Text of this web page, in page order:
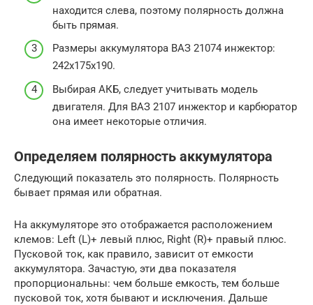
находится слева, поэтому полярность должна
быть прямая.
Размеры аккумулятора ВАЗ 21074 инжектор:
242х175х190.
Выбирая АКБ, следует учитывать модель
двигателя. Для ВАЗ 2107 инжектор и карбюратор
она имеет некоторые отличия.
Определяем полярность аккумулятора
Следующий показатель это полярность. Полярность
бывает прямая или обратная.
На аккумуляторе это отображается расположением
клемов: Left (L)+ левый плюс, Right (R)+ правый плюс.
Пусковой ток, как правило, зависит от емкости
аккумулятора. Зачастую, эти два показателя
пропорциональны: чем больше емкость, тем больше
пусковой ток, хотя бывают и исключения. Дальше